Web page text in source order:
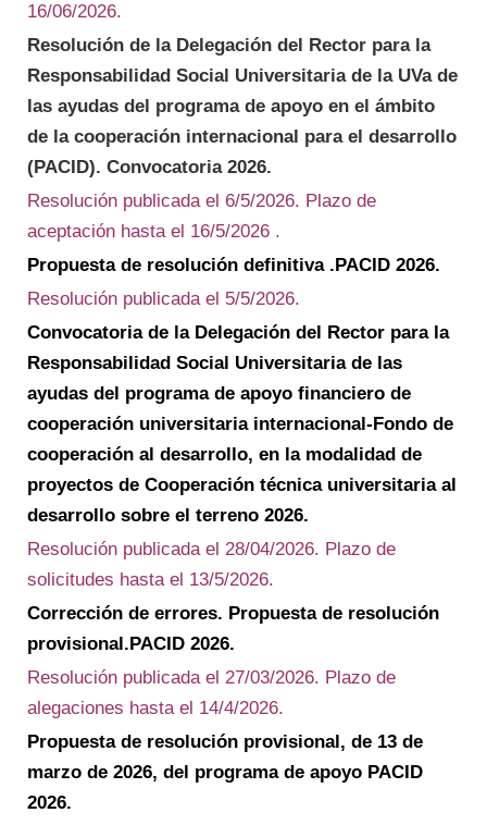
16/06/2026.
Resolución de la Delegación del Rector para la
Responsabilidad Social Universitaria de la UVa de
las ayudas del programa de apoyo en el ámbito
de la cooperación internacional para el desarrollo
(PACID). Convocatoria 2026.
Resolución publicada el 6/5/2026. Plazo de
aceptación hasta el 16/5/2026 .
Propuesta de resolución definitiva .PACID 2026.
Resolución publicada el 5/5/2026.
Convocatoria de la Delegación del Rector para la
Responsabilidad Social Universitaria de las
ayudas del programa de apoyo financiero de
cooperación universitaria internacional-Fondo de
cooperación al desarrollo, en la modalidad de
proyectos de Cooperación técnica universitaria al
desarrollo sobre el terreno 2026.
Resolución publicada el 28/04/2026. Plazo de
solicitudes hasta el 13/5/2026.
Corrección de errores. Propuesta de resolución
provisional.PACID 2026.
Resolución publicada el 27/03/2026. Plazo de
alegaciones hasta el 14/4/2026.
Propuesta de resolución provisional, de 13 de
marzo de 2026, del programa de apoyo PACID
2026.